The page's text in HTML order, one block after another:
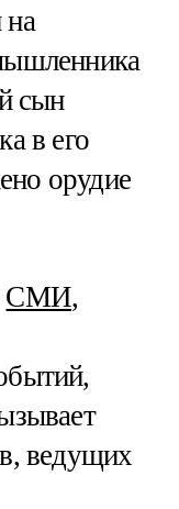
сын
в его
орудие
СМИ,
ведущих